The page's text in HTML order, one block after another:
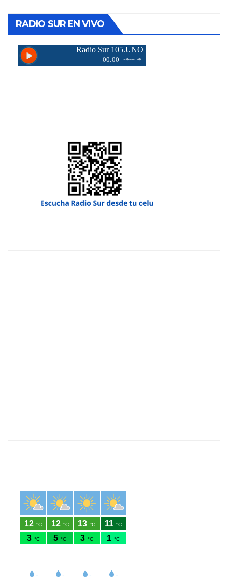
entradas
RADIO SUR EN VIVO